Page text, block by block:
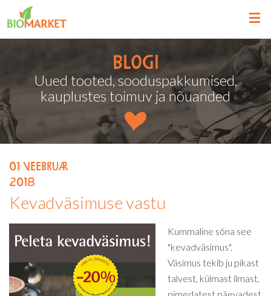
Blogi
Uued tooted, sooduspakkumised,
kauplustes toimuv ja nõuanded
01 veebruar
2018
Kevadväsimuse vastu
Kummaline sõna see
"kevadväsimus".
Väsimus tekib ju pikast
talvest, külmast ilmast,